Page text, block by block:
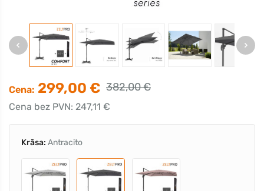
Cena: 299,00 € 382,00 €
Cena bez PVN: 247,11 €
Krāsa: Antracito